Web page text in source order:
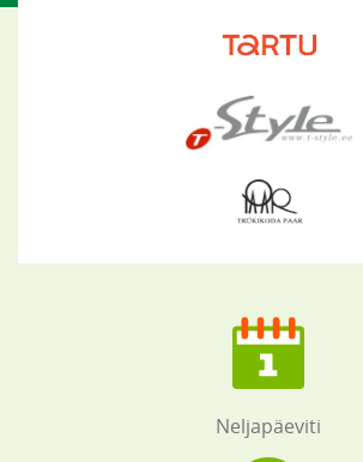
Neljapäeviti